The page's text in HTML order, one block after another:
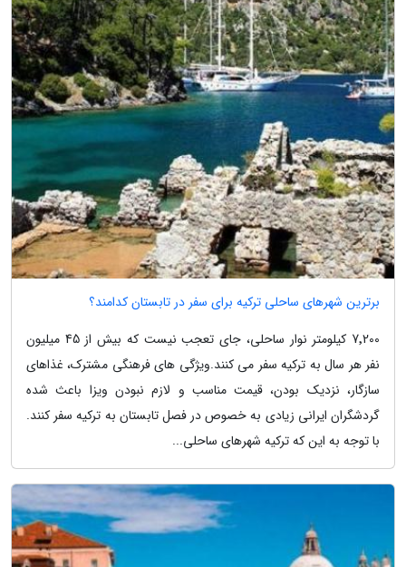
برترین شهرهای ساحلی ترکیه برای سفر در تابستان کدامند؟
7٬200 کیلومتر نوار ساحلی، جای تعجب نیست که بیش از 45 میلیون
نفر هر سال به ترکیه سفر می کنند.ویژگی های فرهنگی مشترک، غذاهای
سازگار، نزدیک بودن، قیمت مناسب و لازم نبودن ویزا باعث شده
گردشگران ایرانی زیادی به خصوص در فصل تابستان به ترکیه سفر کنند.
با توجه به این که ترکیه شهرهای ساحلی...